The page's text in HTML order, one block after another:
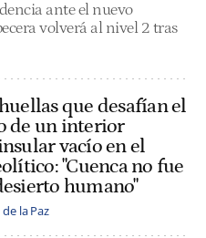
ante el nuevo
volverá al nivel 2 tras
que desafían el
de un interior
vacío en el
"Cuenca no fue
humano"
la Paz